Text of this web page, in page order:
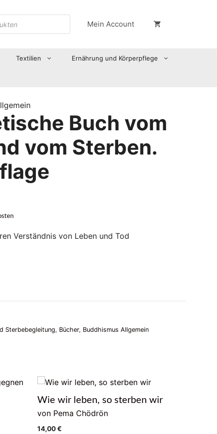
Mein Account
Textilien Ernährung und Körperpflege
Buch vom
vom Sterben.
Verständnis von Leben und Tod
Sterbebegleitung, Bücher, Buddhismus Allgemein
Wie wir leben, so sterben wir
von Pema Chödrön
14,00€